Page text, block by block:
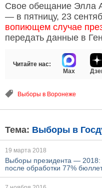
Свое обещание Элла
— в пятницу, 23
вопиющем случае
передать данные в
Читайте нас:
Max
Выборы в Воронеже
Тема: Выборы в
19 марта 2018
Выборы президента — 2018:
после обработки 77%